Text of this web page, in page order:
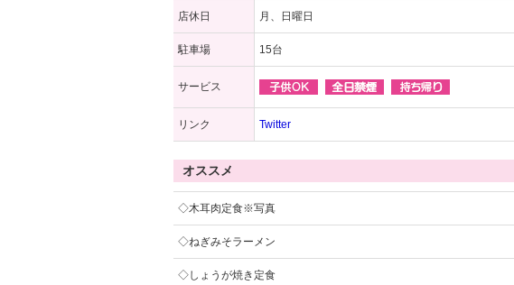
店休日 月、日曜日
駐車場 15台
サービス
リンク Twitter
オススメ
◇木耳肉定食※写真
◇ねぎみそラーメン
◇しょうが焼き定食